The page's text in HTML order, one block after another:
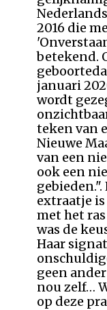
2016 die
betekend.
januari
wordt
teken van
Nieuwe
van een
ook een
extraatje
met het
was de
Haar
geen
nou zelf…
op deze